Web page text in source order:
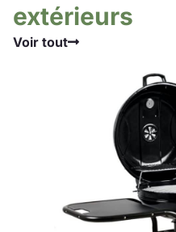
extérieurs
Voir tout